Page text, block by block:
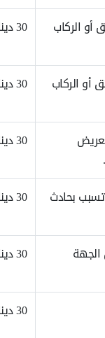
أو الركاب
30 دينارًا كويتيًا
أو الركاب
30 دينارًا كويتيًا
30 دينارًا كويتيًا
بحادث
30 دينارًا كويتيًا
30 دينارًا كويتيًا
30 دينارًا كويتيًا